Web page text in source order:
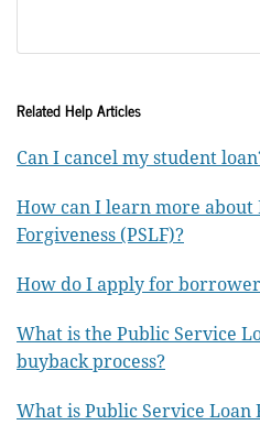
Related Help Articles
Can I cancel my student
How can I learn more about
Forgiveness (PSLF)?
How do I apply for
What is the Public Service
buyback process?
What is Public Service Loan